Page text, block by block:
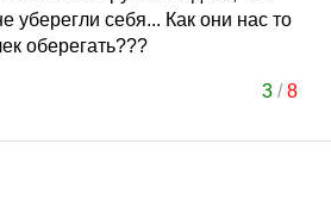
уберегли себя... Как они нас то
оберегать???
3/8